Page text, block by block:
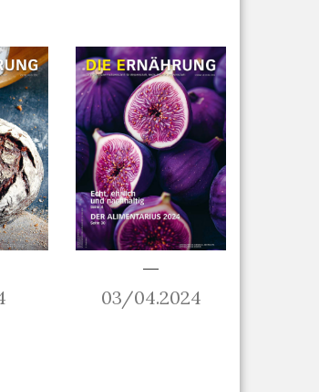
03/04.2024